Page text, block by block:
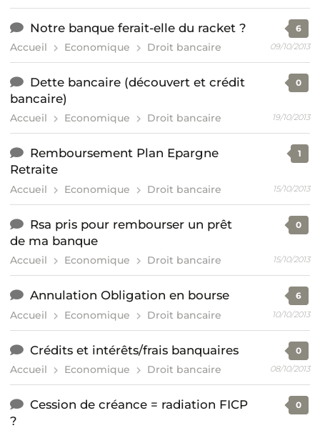
Notre banque ferait-elle du racket ?
Accueil Economique Droit bancaire
6
09/10/2013
Dette bancaire (découvert et crédit
bancaire)
Accueil Economique Droit bancaire
0
19/10/2013
Remboursement Plan Epargne
Retraite
Accueil Economique Droit bancaire
1
15/10/2013
Rsa pris pour rembourser un prêt
de ma banque
Accueil Economique Droit bancaire
0
15/10/2013
Annulation Obligation en bourse
Accueil Economique Droit bancaire
6
10/10/2013
Crédits et intérêts/frais banquaires
Accueil Economique Droit bancaire
0
08/10/2013
Cession de créance = radiation FICP
?
0